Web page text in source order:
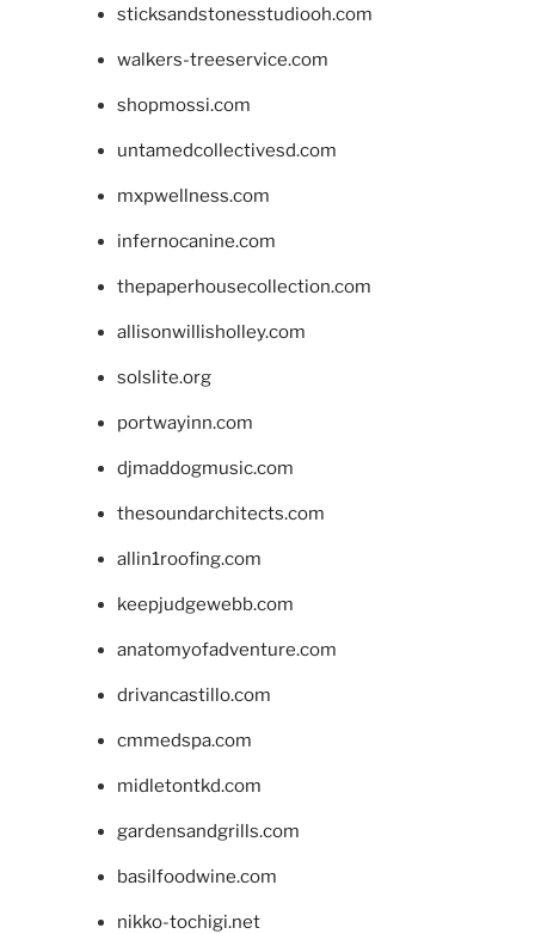
sticksandstonesstudiooh.com
walkers-treeservice.com
shopmossi.com
untamedcollectivesd.com
mxpwellness.com
infernocanine.com
thepaperhousecollection.com
allisonwillisholley.com
solslite.org
portwayinn.com
djmaddogmusic.com
thesoundarchitects.com
allin1roofing.com
keepjudgewebb.com
anatomyofadventure.com
drivancastillo.com
cmmedspa.com
midletontkd.com
gardensandgrills.com
basilfoodwine.com
nikko-tochigi.net